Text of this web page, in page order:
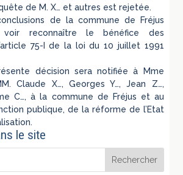
de M. X… et autres est rejetée.
de la commune de Fréjus
reconnaître le bénéfice des
75-I de la loi du 10 juillet 1991
décision sera notifiée à Mme
Claude X…, Georges Y…, Jean Z…,
C…, à la commune de Fréjus et au
publique, de la réforme de l’Etat
le site